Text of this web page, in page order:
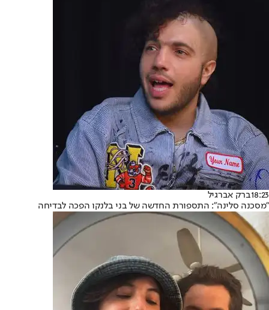
18:23ברק אברגיל
"מסכנה סלינה": התספורת החדשה של בני בלנקו הפכה לבדיחה